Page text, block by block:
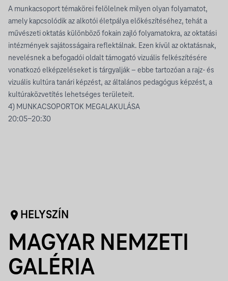
A munkacsoport témakörei felölelnek milyen olyan folyamatot,
amely kapcsolódik az alkotói életpálya előkészítéséhez, tehát a
művészeti oktatás különböző fokain zajló folyamatokra, az oktatási
intézmények sajátosságaira reflektálnak. Ezen kívül az oktatásnak,
nevelésnek a befogadói oldalt támogató vizuális felkészítésére
vonatkozó elképzeléseket is tárgyalják – ebbe tartozóan a rajz- és
vizuális kultúra tanári képzést, az általános pedagógus képzést, a
kultúraközvetítés lehetséges területeit.
4) MUNKACSOPORTOK MEGALAKULÁSA
20:05-20:30
HELYSZÍN
MAGYAR NEMZETI
GALÉRIA